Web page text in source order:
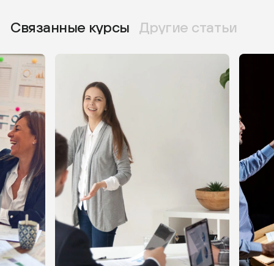
Связанные курсы Другие статьи